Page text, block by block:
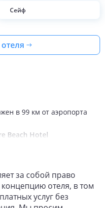
Сейф
в 99 км от аэропорта
Beach Hotel
номеров.
за собой право
отеля, в том
услуг без